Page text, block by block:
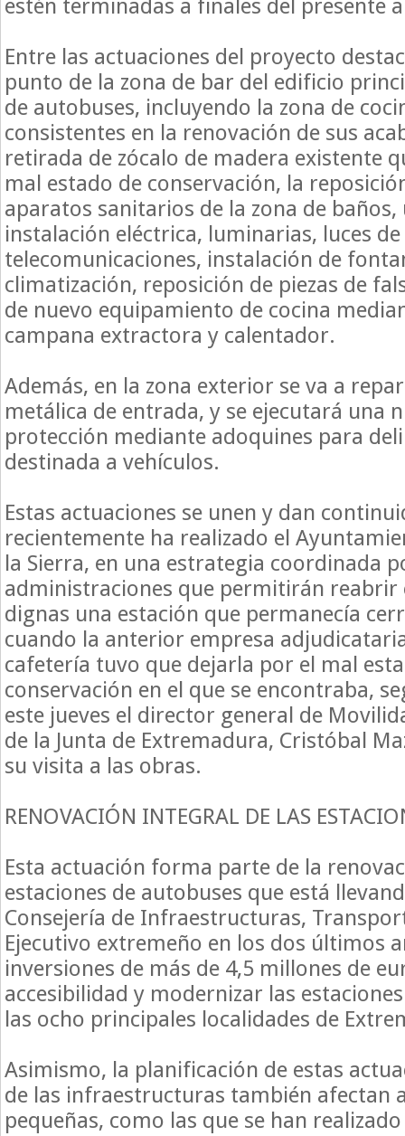
estén terminadas a finales del presente
Entre las actuaciones del proyecto
punto de la zona de bar del edificio
de autobuses, incluyendo la zona de
consistentes en la renovación de sus
retirada de zócalo de madera existente
mal estado de conservación, la
aparatos sanitarios de la zona de baños,
instalación eléctrica, luminarias, luces
telecomunicaciones, instalación de
climatización, reposición de piezas de
de nuevo equipamiento de cocina
campana extractora y calentador.
Además, en la zona exterior se va a
metálica de entrada, y se ejecutará una
protección mediante adoquines para
destinada a vehículos.
Estas actuaciones se unen y dan
recientemente ha realizado el
la Sierra, en una estrategia coordinada
administraciones que permitirán reabrir
dignas una estación que permanecía
cuando la anterior empresa
cafetería tuvo que dejarla por el mal
conservación en el que se encontraba,
este jueves el director general de
de la Junta de Extremadura, Cristóbal
su visita a las obras.
RENOVACIÓN INTEGRAL DE LAS
Esta actuación forma parte de la
estaciones de autobuses que está
Consejería de Infraestructuras,
Ejecutivo extremeño en los dos últimos
inversiones de más de 4,5 millones de
accesibilidad y modernizar las
las ocho principales localidades de
Asimismo, la planificación de estas
de las infraestructuras también afectan
pequeñas, como las que se han